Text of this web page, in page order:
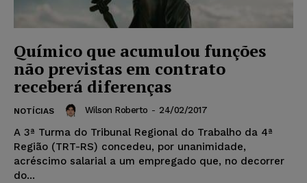
Químico que acumulou funções
não previstas em contrato
receberá diferenças
NOTÍCIAS Wilson Roberto - 24/02/2017
A 3ª Turma do Tribunal Regional do Trabalho da 4ª
Região (TRT-RS) concedeu, por unanimidade,
acréscimo salarial a um empregado que, no decorrer
do...